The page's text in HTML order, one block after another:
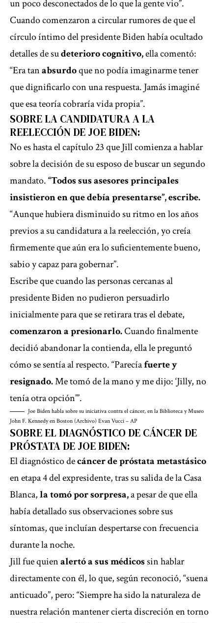
un poco desconectados de lo que la gente vio”.
Cuando comenzaron a circular rumores de que el
círculo íntimo del presidente Biden había ocultado
detalles de sudeterioro cognitivo,ella comentó:
“Era tanabsurdoque no podía imaginarme tener
que dignificarlo con una respuesta. Jamás imaginé
que esa teoría cobraría vida propia”.
SOBRE LA CANDIDATURA A LA
REELECCIÓN DE JOE BIDEN:
No es hasta el capítulo 23 que Jill comienza a hablar
sobre la decisión de su esposo de buscar un segundo
mandato.“Todos sus asesores principales
insistieron en que debía presentarse”, escribe.
“Aunque hubiera disminuido su ritmo en los años
previos a su candidatura a la reelección, yo creía
firmemente que aún era lo suficientemente bueno,
sabio y capaz para gobernar”.
Escribe que cuando las personas cercanas al
presidente Biden no pudieron persuadirlo
inicialmente para que se retirara tras el debate,
comenzaron a presionarlo.Cuando finalmente
decidió abandonar la contienda, ella le preguntó
cómo se sentía al respecto. “Parecíafuerte y
resignado.Me tomó de la mano y me dijo: ‘Jilly, no
tenía otra opción’”.
Joe Biden habla sobre su iniciativa contra el cáncer, en la Biblioteca y Museo
John F. Kennedy en Boston (Archivo) Evan Vucci – AP
SOBRE EL DIAGNÓSTICO DE CÁNCER DE
PRÓSTATA DE JOE BIDEN:
El diagnóstico decáncer de próstata metastásico
en etapa 4 del expresidente, tras su salida de la Casa
Blanca,la tomó por sorpresa,a pesar de que ella
había detallado sus observaciones sobre sus
síntomas, que incluían despertarse con frecuencia
durante la noche.
Jill fue quienalertó a sus médicossin hablar
directamente con él, lo que, según reconoció, “suena
anticuado”, pero: “Siempre ha sido la naturaleza de
nuestra relación mantener cierta discreción en torno